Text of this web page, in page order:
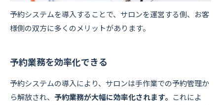
予約システムを導入することで、サロンを運営する側、お客
様側の双方に多くのメリットがあります。
予約業務を効率化できる
予約システムの導入により、サロンは手作業での予約管理か
ら解放され、 予約業務が大幅に効率化されます。 これによ